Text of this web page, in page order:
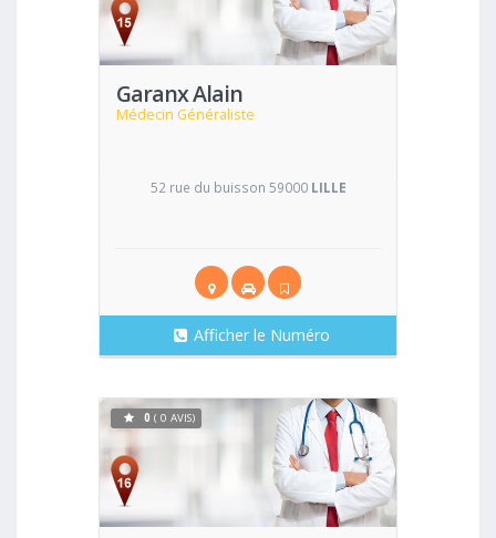
Garanx Alain
Médecin Généraliste
52 rue du buisson 59000 LILLE
Afficher le Numéro
Voir
0 ( 0 AVIS)